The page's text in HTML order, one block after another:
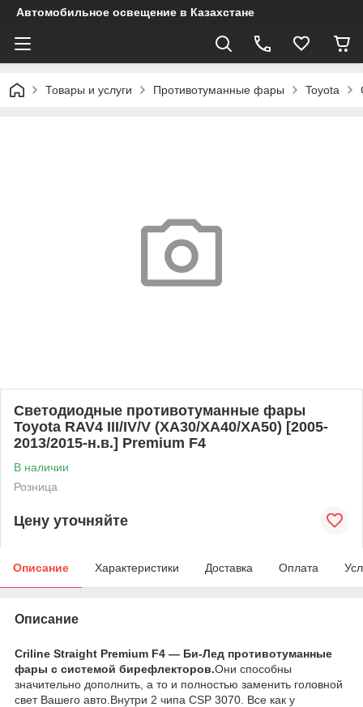
Автомобильное освещение в Казахстане
Товары и услуги Противотуманные фары Toyota
Светодиодные противотуманные фары
Toyota RAV4 III/IV/V (XA30/XA40/XA50) [2005-
2013/2015-н.в.] Premium F4
В наличии
Розница
Цену уточняйте
Описание Характеристики Доставка Оплата
Описание
Criline Straight Premium F4 — Би-Лед противотуманные
фары с системой бирефлекторов.Они способны
значительно дополнить, а то и полностью заменить головной
свет Вашего авто.Внутри 2 чипа CSP 3070. Все как у